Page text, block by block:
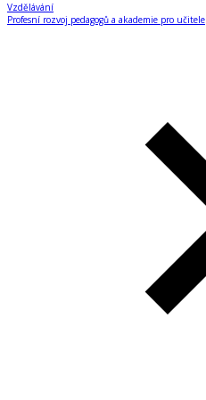
Vzdělávání
Profesní rozvoj pedagogů a akademie pro učitele